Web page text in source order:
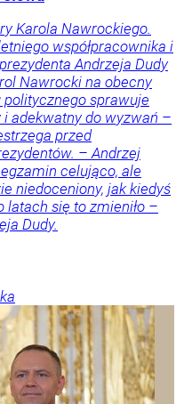
Karola Nawrockiego.
współpracownika i
Andrzeja Dudy
Nawrocki na obecny
sprawuje
i adekwatny do wyzwań –
przed
– Andrzej
celująco, ale
niedoceniony, jak kiedyś
latach się to zmieniło –
Dudy.